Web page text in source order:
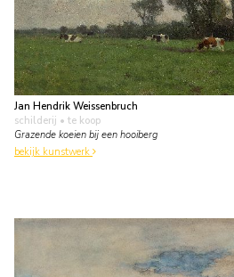
Jan Hendrik Weissenbruch
schilderij • te koop
Grazende koeien bij een hooiberg
bekijk kunstwerk